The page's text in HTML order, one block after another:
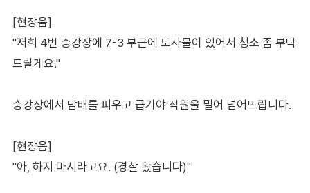
[현장음]
"저희 4번 승강장에 7-3 부근에 토사물이 있어서 청소 좀 부탁
드릴게요."
승강장에서 담배를 피우고 급기야 직원을 밀어 넘어뜨립니다.
[현장음]
"아, 하지 마시라고요. (경찰 왔습니다)"